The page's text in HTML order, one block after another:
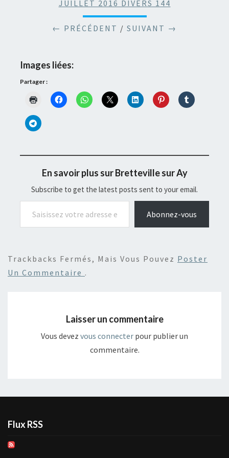
JUILLET 2016 DIVERS 144
← PRÉCÉDENT / SUIVANT →
Images liées:
Partager :
En savoir plus sur Bretteville sur Ay
Subscribe to get the latest posts sent to your email.
Saisissez votre adresse e-mail…
Abonnez-vous
Trackbacks Fermés, Mais Vous Pouvez Poster
Un Commentaire .
Laisser un commentaire
Vous devez vous connecter pour publier un
commentaire.
Flux RSS